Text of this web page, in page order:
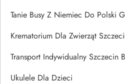
Tanie Busy Z Niemiec Do Polski
Krematorium Dla Zwierząt
Transport Indywidualny Szczecin
Ukulele Dla Dzieci